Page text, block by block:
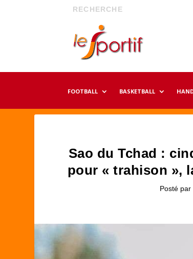
FOOTBALL BASKETBALL
Sao du Tchad :
pour « trahison »,
Posté par